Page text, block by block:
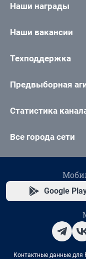
Наши награды
Наши вакансии
Техподдержка
Предвыборная
Статистика
Все города сети
Google
Контактные данные для